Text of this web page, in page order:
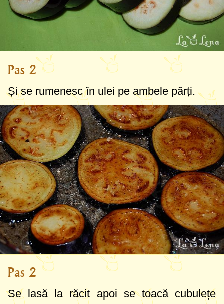
Pas 2
Și se rumenesc în ulei pe ambele părți.
Pas 2
Se lasă la răcit apoi se toacă cubulețe